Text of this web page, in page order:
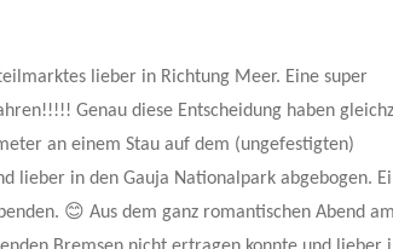
lieber in Richtung Meer. Eine super
Genau diese Entscheidung haben
an einem Stau auf dem (ungefestigten)
lieber in den Gauja Nationalpark abgebogen.
😊 Aus dem ganz romantischen Abend